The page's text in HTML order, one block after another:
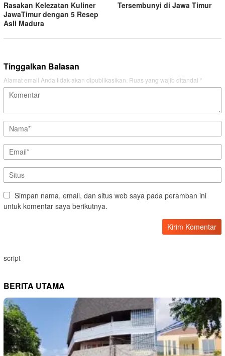
Rasakan Kelezatan Kuliner
JawaTimur dengan 5 Resep
Asli Madura
Tersembunyi di Jawa Timur
Tinggalkan Balasan
Alamat email Anda tidak akan dipublikasikan. Ruas yang wajib ditandai *
Simpan nama, email, dan situs web saya pada peramban ini
untuk komentar saya berikutnya.
script
BERITA UTAMA